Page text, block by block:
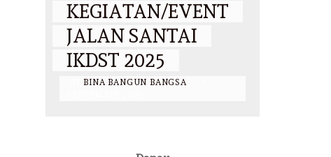
KEGIATAN/EVENT
JALAN SANTAI
IKDST 2025
BINA BANGUN BANGSA